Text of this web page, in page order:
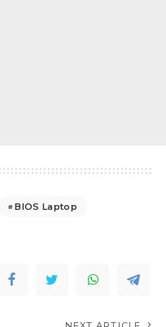
BIOS Laptop